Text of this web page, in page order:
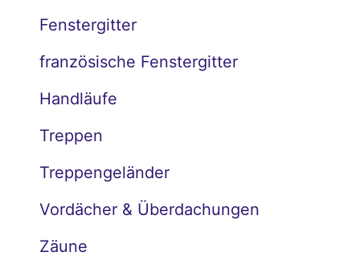
Fenstergitter
französische Fenstergitter
Handläufe
Treppen
Treppengeländer
Vordächer & Überdachungen
Zäune